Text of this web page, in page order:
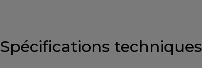
Spécifications techniques